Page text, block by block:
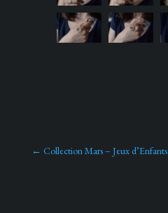
← Collection Mars – Jeux d’Enfants